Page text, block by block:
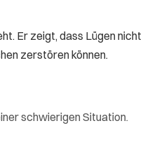
Er zeigt, dass Lügen nicht
zerstören können.
schwierigen Situation.